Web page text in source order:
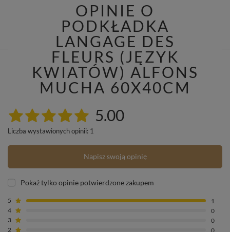
OPINIE O
PODKŁADKA
LANGAGE DES
FLEURS (JĘZYK
KWIATÓW) ALFONS
MUCHA 60X40CM
5.00
Liczba wystawionych opinii: 1
Napisz swoją opinię
Pokaż tylko opinie potwierdzone zakupem
5
1
4
0
3
0
2
0